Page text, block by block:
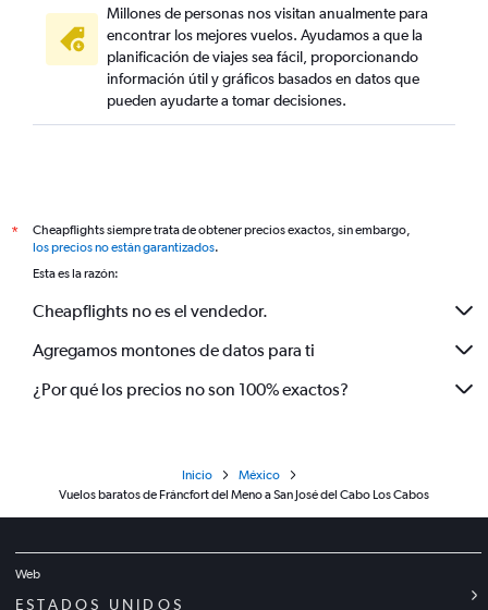
Millones de personas nos visitan anualmente para
encontrar los mejores vuelos. Ayudamos a que la
planificación de viajes sea fácil, proporcionando
información útil y gráficos basados en datos que
pueden ayudarte a tomar decisiones.
*
Cheapflights siempre trata de obtener precios exactos, sin embargo,
los precios no están garantizados.
Esta es la razón:
Cheapflights no es el vendedor.
Agregamos montones de datos para ti
¿Por qué los precios no son 100% exactos?
Inicio
México
Vuelos baratos de Fráncfort del Meno a San José del Cabo Los Cabos
Web
ESTADOS UNIDOS